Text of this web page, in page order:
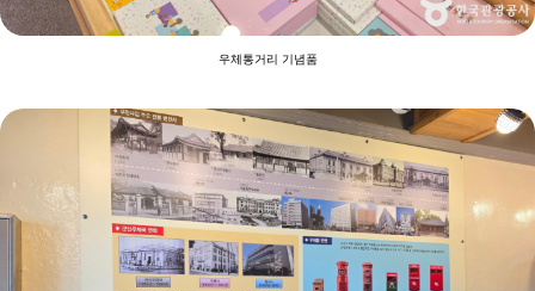
우체통거리 기념품